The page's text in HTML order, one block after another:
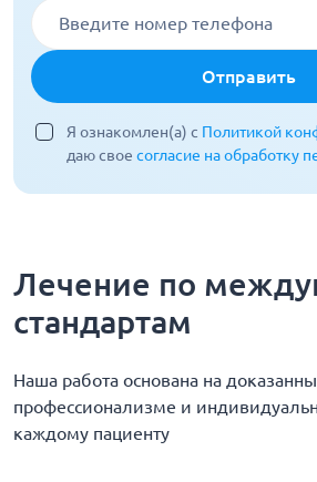
Отправить
Я ознакомлен(а) с Политикой
даю свое согласие на обработку
Лечение по
стандартам
Наша работа основана на
профессионализме и
каждому пациенту